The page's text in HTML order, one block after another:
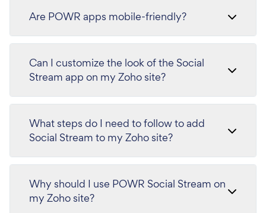
Are POWR apps mobile-friendly?
Can I customize the look of the Social
Stream app on my Zoho site?
What steps do I need to follow to add
Social Stream to my Zoho site?
Why should I use POWR Social Stream on
my Zoho site?